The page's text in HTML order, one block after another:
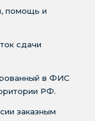
помощь и
сдачи
в ФИС
РФ.
заказным